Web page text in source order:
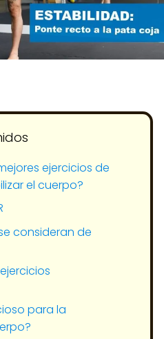
ejercicios de
el cuerpo?
consideran de
para la